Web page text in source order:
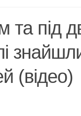
та під
(відео)